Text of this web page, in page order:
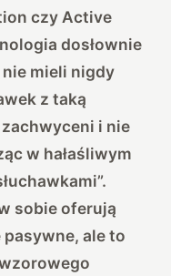
czy Active
dosłownie
mieli nigdy
z taką
i nie
w hałaśliwym
sobie oferują
ale to